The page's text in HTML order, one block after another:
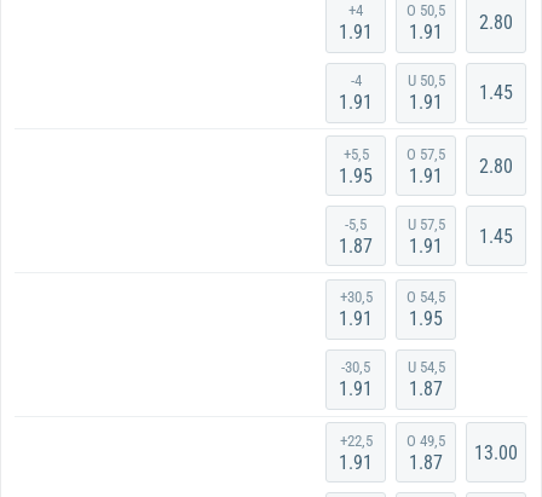
+4
1.91
-4
1.91
O 50,5
1.91
U 50,5
1.91
2.80
1.45
+5,5
1.95
-5,5
1.87
O 57,5
1.91
U 57,5
1.91
2.80
1.45
+30,5
1.91
-30,5
1.91
O 54,5
1.95
U 54,5
1.87
+22,5
1.91
O 49,5
1.87 13.00